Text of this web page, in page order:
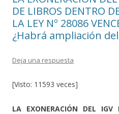
DE LIBROS DENTRO
LA LEY Nº 28086
¿Habrá ampliación
Deja una respuesta
[Visto: 11593 veces]
LA EXONERACIÓN DEL